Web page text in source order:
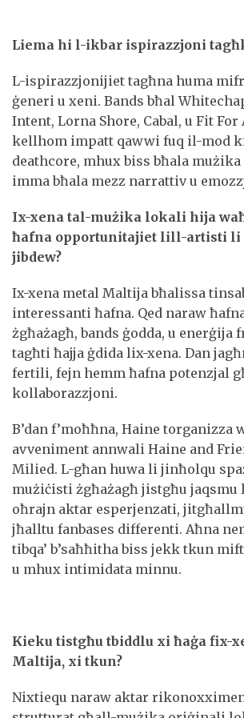
Liema hi l-ikbar ispirazzjoni
L-ispirazzjonijiet tagħna huma
ġeneri u xeni. Bands bħal
Intent, Lorna Shore, Cabal, u Fit For
kellhom impatt qawwi fuq il-mod
deathcore, mhux biss bħala
imma bħala mezz narrattiv u
Ix-xena tal-mużika lokali hija
ħafna opportunitajiet lill-artisti li
jibdew?
Ix-xena metal Maltija bħalissa
interessanti ħafna. Qed naraw
żgħażagħ, bands ġodda, u enerġija
tagħti ħajja ġdida lix-xena. Dan
fertili, fejn hemm ħafna potenzjal
kollaborazzjoni.
B’dan f’moħħna, Haine torganizza
avveniment annwali Haine and
Milied. L-għan huwa li jinħolqu
mużiċisti żgħażagħ jistgħu jaqsmu
oħrajn aktar esperjenzati,
jħalltu fanbases differenti. Aħna
tibqa’ b’saħħitha biss jekk tkun
u mhux intimidata minnu.
Kieku tistgħu tbiddlu xi ħaġa fix-
Maltija, xi tkun?
Nixtiequ naraw aktar